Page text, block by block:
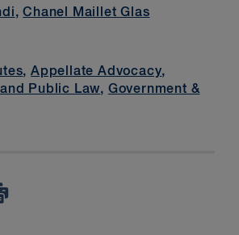
,Chanel Maillet Glas
,Appellate Advocacy,
Public Law, Government &